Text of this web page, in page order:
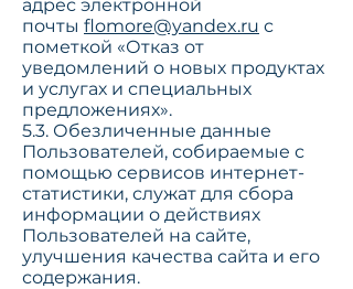
адрес электронной
почты flomore@yandex.ru с
пометкой «Отказ от
уведомлений о новых продуктах
и услугах и специальных
предложениях».
5.3. Обезличенные данные
Пользователей, собираемые с
помощью сервисов интернет-
статистики, служат для сбора
информации о действиях
Пользователей на сайте,
улучшения качества сайта и его
содержания.